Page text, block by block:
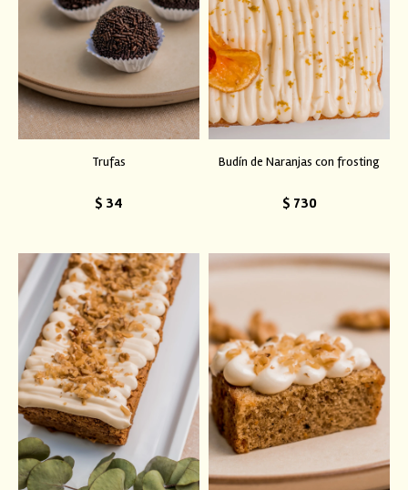
Trufas
$ 34
Budín de Naranjas con frosting
$ 730